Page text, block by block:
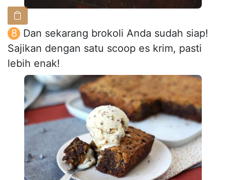
Dan sekarang brokoli Anda sudah siap!
Sajikan dengan satu scoop es krim, pasti
lebih enak!